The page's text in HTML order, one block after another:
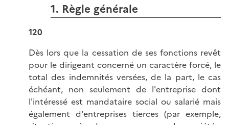
1. Règle générale
120
Dès lors que la cessation de ses fonctions revêt
pour le dirigeant concerné un caractère forcé, le
total des indemnités versées, de la part, le cas
échéant, non seulement de l'entreprise dont
l'intéressé est mandataire social ou salarié mais
également d'entreprises tierces (par exemple,